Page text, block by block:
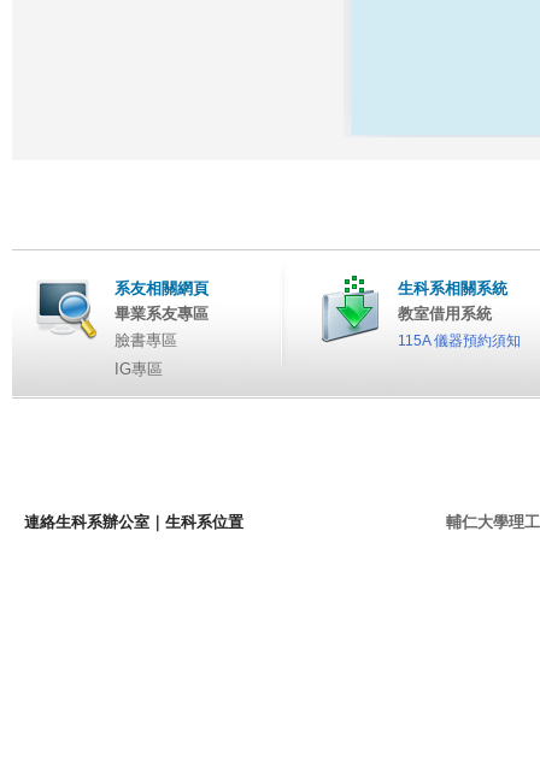
系友相關網頁
畢業系友專區
臉書專區
IG專區
生科系相關系統
教室借用系統
115A 儀器預約須知
連絡生科系辦公室 生科系位置 輔仁大學理